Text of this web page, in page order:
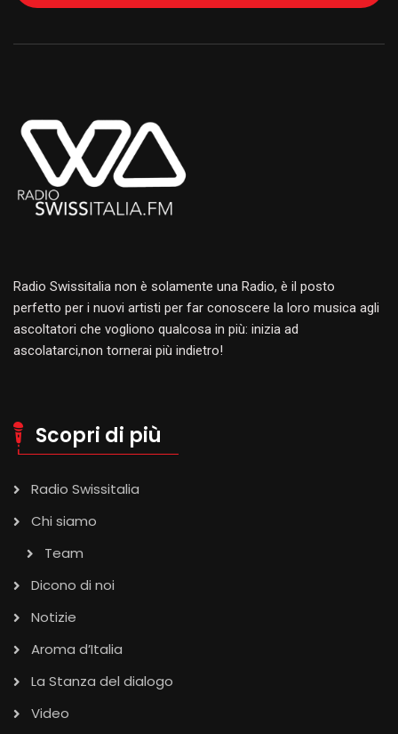
Radio Swissitalia non è solamente una Radio, è il posto
perfetto per i nuovi artisti per far conoscere la loro musica agli
ascoltatori che vogliono qualcosa in più: inizia ad
ascolatarci,non tornerai più indietro!
Scopri di più
Radio Swissitalia
Chi siamo
Team
Dicono di noi
Notizie
Aroma d’Italia
La Stanza del dialogo
Video